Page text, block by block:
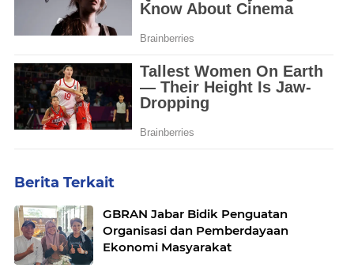
Berita Terkait
GBRAN Jabar Bidik Penguatan
Organisasi dan Pemberdayaan
Ekonomi Masyarakat